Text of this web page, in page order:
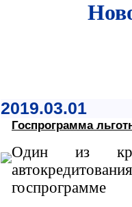
2019.03.01
Госпрограмма
Один из
госпрограмме